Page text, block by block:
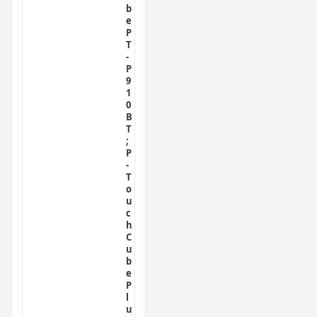
b
e
P
T
-
P
9
1
0
B
T
;
P
-
T
o
u
c
h
C
u
b
e
P
l
u